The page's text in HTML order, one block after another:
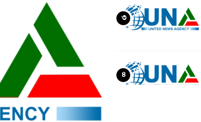
৩
৪